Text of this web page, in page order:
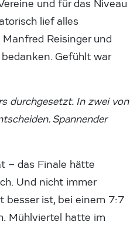
und für das Niveau
lief alles
Reisinger und
Gefühlt war
durchgesetzt. In zwei von
Spannender
– das Finale hätte
Und nicht immer
besser ist, bei einem 7:7
Mühlviertel hatte im